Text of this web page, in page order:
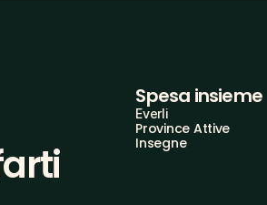
Spesa insieme
Everli
Province Attive
Insegne